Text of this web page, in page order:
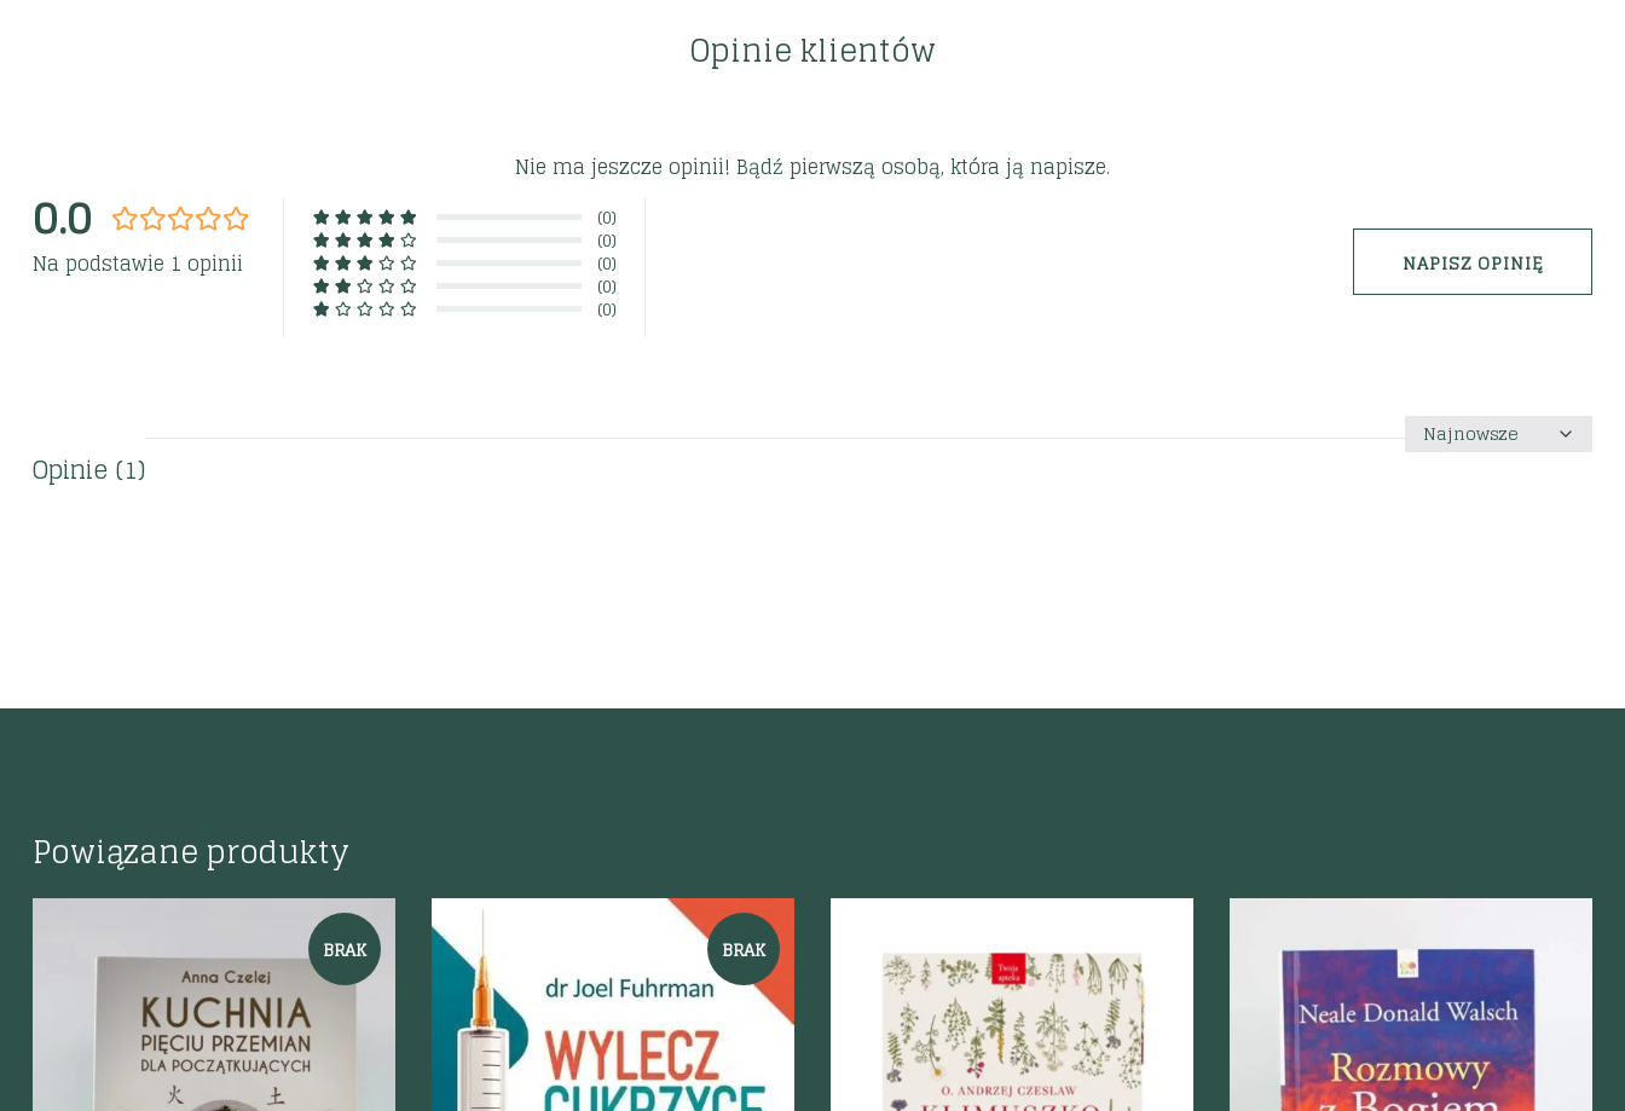
Opinie klientów
Nie ma jeszcze opinii! Bądź pierwszą osobą, która ją napisze.
0.0
Na podstawie 1 opinii
(0)
(0)
(0)
(0)
(0)
NAPISZ OPINIĘ
Sortuj
według
Opinie (1)
Powiązane produkty
BRAK BRAK